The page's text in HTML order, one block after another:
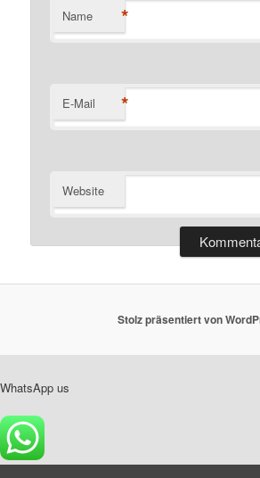
Name *
E-Mail *
Website
Stolz präsentiert von
WhatsApp us